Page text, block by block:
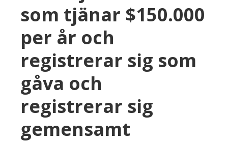
som tjänar $150.000
per år och
registrerar sig som
gåva och
registrerar sig
gemensamt